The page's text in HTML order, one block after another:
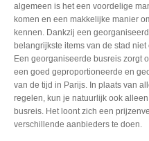
algemeen is het een voordelige
komen en een makkelijke manier
kennen. Dankzij een
belangrijkste items van de stad
Een georganiseerde busreis zorgt
een goed geproportioneerde en
van de tijd in Parijs. In plaats van
regelen, kun je natuurlijk ook
busreis. Het loont zich een
verschillende aanbieders te doen.